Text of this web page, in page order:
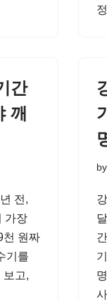
간
깨
전,
가장
천 원짜
기를
보고,
by